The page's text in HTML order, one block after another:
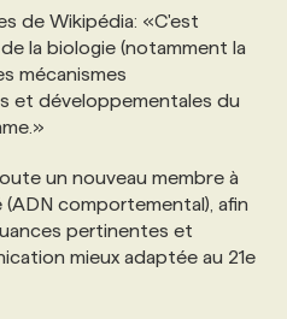
de Wikipédia: «C'est
la biologie (notamment la
mécanismes
et développementales du
un nouveau membre à
comportemental), afin
pertinentes et
mieux adaptée au 21e